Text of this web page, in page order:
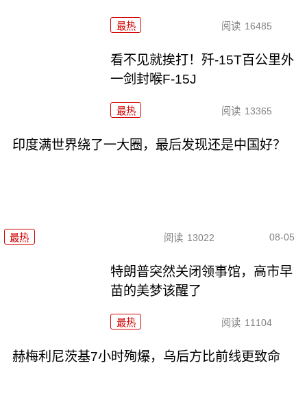
最热 阅读 16485
看不见就挨打！歼-15T百公里外
一剑封喉F-15J
最热 阅读 13365
印度满世界绕了一大圈，最后发现还是中国好？
最热 阅读 13022 08-05
特朗普突然关闭领事馆，高市早
苗的美梦该醒了
最热 阅读 11104
赫梅利尼茨基7小时殉爆，乌后方比前线更致命